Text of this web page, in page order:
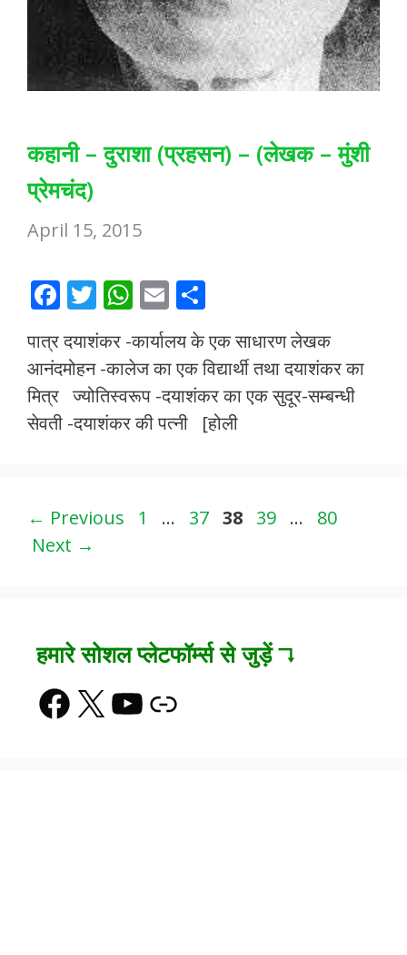
कहानी – दुराशा (प्रहसन) – (लेखक – मुंशी
प्रेमचंद)
April 15, 2015
F
e
b
o
o
T
w
itt
er
W
at
s
A
p
E
m
ai
l
ar
e
पात्र दयाशंकर -कार्यालय के एक साधारण लेखक
आनंदमोहन -कालेज का एक विद्यार्थी तथा दयाशंकर का
मित्र ज्योतिस्वरूप -दयाशंकर का एक सुदूर-सम्बन्धी
सेवती -दयाशंकर की पत्नी [होली
← Previous Page
1 … Page
37 Page
38 Page
39 … Page
80
Next →
हमारे सोशल प्लेटफॉर्म्स से जुड़ें ↴
Facebook
X YouTube
Link